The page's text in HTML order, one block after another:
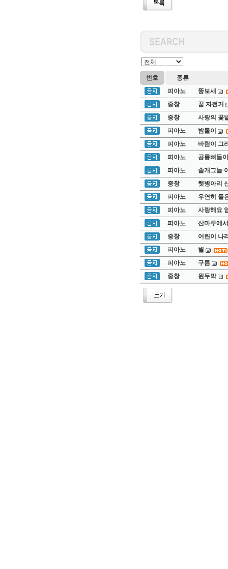
번호
종류
피아노
뚱보새
중창
꿈 자전거
중창
사랑의 꽃
피아노
밤톨이
피아노
바람이 그
피아노
공룡뼈들
피아노
솔개그늘
중창
햇병아리
피아노
우연히 들
피아노
사랑해요
피아노
산마루에서
중창
어린이 나
피아노
별
피아노
구름
중창
원두막